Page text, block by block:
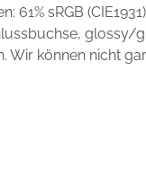
sRGB (CIE1931),
können nicht